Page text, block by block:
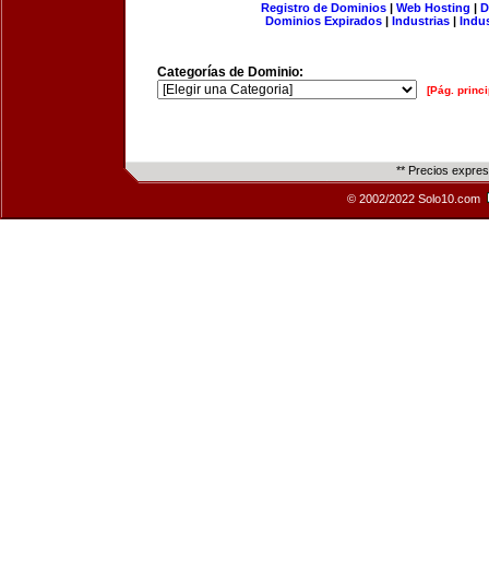
Registro de Dominios| Web Hosting |
Dominios Expirados | Industrias |
Categorías de Dominio:
[Pág.
** Precios
© 2002/2022 Solo10.com